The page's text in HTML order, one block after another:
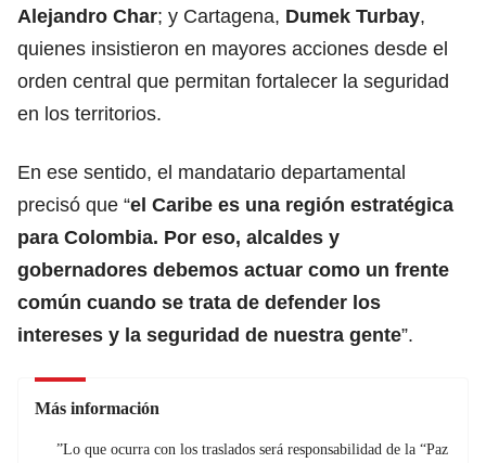
Alejandro Char; y Cartagena, Dumek Turbay,
quienes insistieron en mayores acciones desde el
orden central que permitan fortalecer la seguridad
en los territorios.
En ese sentido, el mandatario departamental
precisó que “el Caribe es una región estratégica
para Colombia. Por eso, alcaldes y
gobernadores debemos actuar como un frente
común cuando se trata de defender los
intereses y la seguridad de nuestra gente”.
Más información
”Lo que ocurra con los traslados será responsabilidad de la “Paz